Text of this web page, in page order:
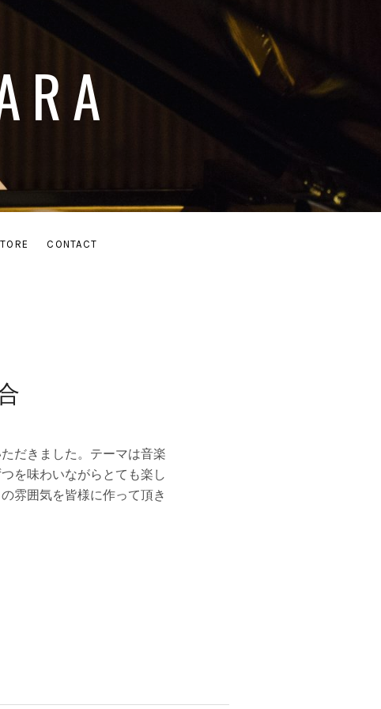
CONTACT
だきました。テーマは音楽
を味わいながらとても楽し
雰囲気を皆様に作って頂き